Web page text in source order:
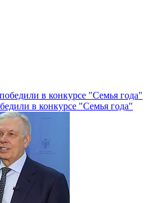
в конкурсе "Семья года"